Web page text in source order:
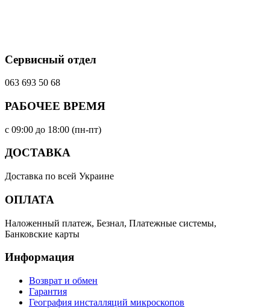
Сервисный отдел
063 693 50 68
РАБОЧЕЕ ВРЕМЯ
с 09:00 до 18:00 (пн-пт)
ДОСТАВКА
Доставка по всей Украине
ОПЛАТА
Наложенный платеж, Безнал, Платежные системы,
Банковские карты
Информация
Возврат и обмен
Гарантия
География инсталляций микроскопов